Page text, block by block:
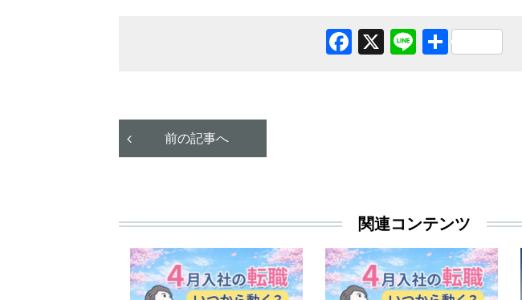
Facebook
X Line共
前の記事へ
関連コンテンツ